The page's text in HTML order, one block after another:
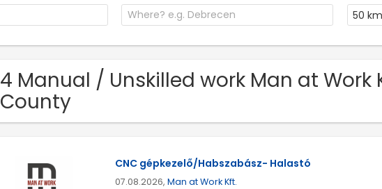
50 km
4 Manual / Unskilled work Man at Work
County
CNC gépkezelő/Habszabász- Halastó
07.08.2026, Man at Work Kft.